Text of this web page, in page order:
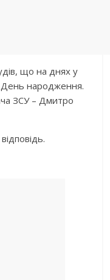
що на днях у
народження.
ЗСУ – Дмитро